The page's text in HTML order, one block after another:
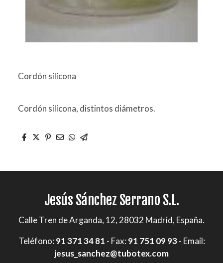
Cordón silicona
Cordón silicona, distintos diámetros.
Jesús Sánchez Serrano S.L.
Calle Tren de Arganda, 12, 28032 Madrid, España.
Teléfono: 91 371 34 81 - Fax: 91 751 09 93- Email:
jesus_sanchez@tubotex.com